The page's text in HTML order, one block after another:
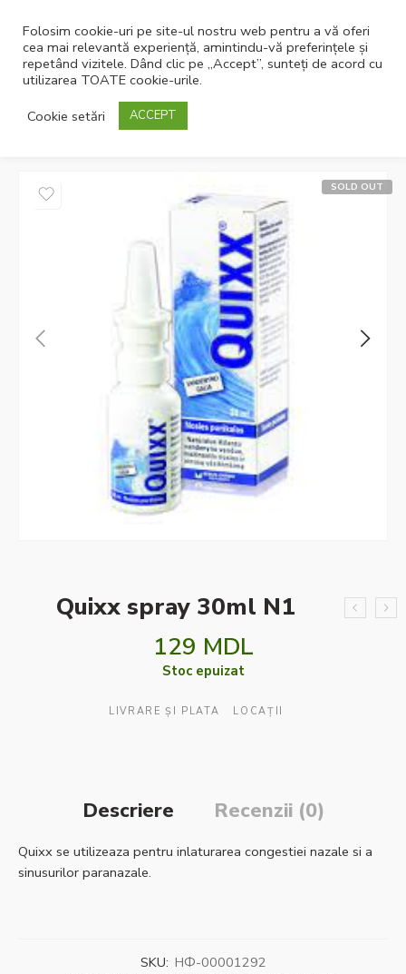
Dispozitive
igiena
SOLD OUT
Quixx spray 30ml N1
129 MDL
Stoc epuizat
LIVRARE ȘI PLATA LOCAȚII
Descriere Recenzii (0)
Quixx se utilizeaza pentru inlaturarea congestiei nazale si a
sinusurilor paranazale.
SKU: НФ-00001292
Folosim cookie-uri pe site-ul nostru web pentru a vă oferi
cea mai relevantă experiență, amintindu-vă preferințele și
repetând vizitele. Dând clic pe „Accept”, sunteți de acord cu
utilizarea TOATE cookie-urile.
Cookie setări
ACCEPT